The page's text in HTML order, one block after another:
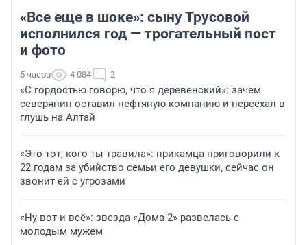
«Все еще в шоке»: сыну Трусовой
исполнился год — трогательный пост
и фото
5 часов 4 084 2
«С гордостью говорю, что я деревенский»: зачем
северянин оставил нефтяную компанию и переехал в
глушь на Алтай
«Это тот, кого ты травила»: прикамца приговорили к
22 годам за убийство семьи его девушки, сейчас он
звонит ей с угрозами
«Ну вот и всё»: звезда «Дома-2» развелась с
молодым мужем